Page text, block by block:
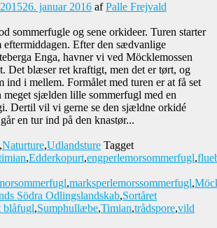
26. januar 2016 afPalle Frejvald
sommerfugle og sene orkideer. Turen starter
eftermiddagen. Efter den sædvanlige
Enga, havner vi ved Möcklemossen
Det blæser ret kraftigt, men det er tørt, og
ind i mellem. Formålet med turen er at få set
meget sjælden lille sommerfugl med en
Dertil vil vi gerne se den sjældne orkidé
en tur ind på den knastør...
,Naturture,Udlandsture Tagget
,Edderkopurt,engperlemorsommerfugl,
,marksperlemorssommerfugl,
Södra Odlingslandskab,Sortåret
blåfugl,Sumphullæbe,Timian,trådspore,vild